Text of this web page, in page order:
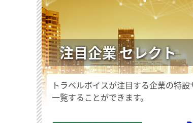
注目企業 セレクト
トラベルボイスが注目する企業の特
一覧することができます。